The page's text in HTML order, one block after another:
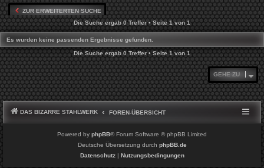
E
ZUR ERWEITERTEN SUCHE
Die Suche ergab 0 Treffer • Seite1von1
Es wurden keine passenden Ergebnisse gefunden.
Die Suche ergab 0 Treffer • Seite1von1
GEHE ZU
DAS BIZARRE STAHLWERK FOREN-ÜBERSICHT
Powered by phpBB® Forum Software © phpBB Limited
Deutsche Übersetzung durch phpBB.de
Datenschutz| Nutzungsbedingungen